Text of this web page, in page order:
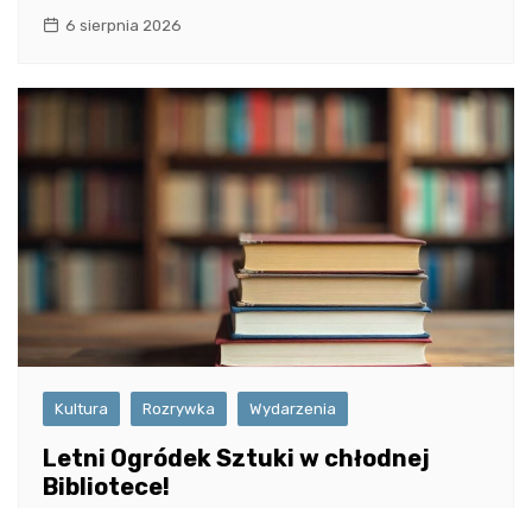
6 sierpnia 2026
Kultura Rozrywka Wydarzenia
Letni Ogródek Sztuki w chłodnej
Bibliotece!